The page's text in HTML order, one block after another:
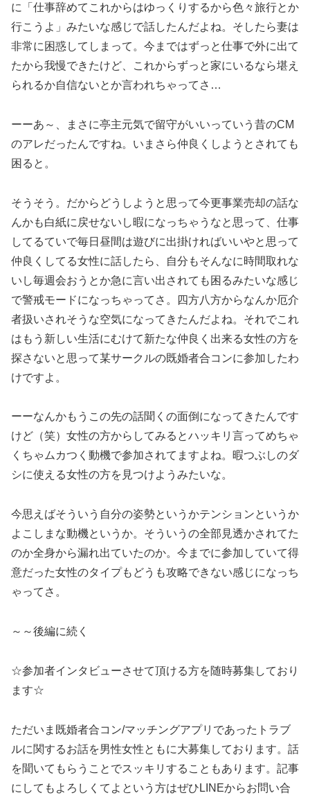
に「仕事辞めてこれからはゆっくりするから色々旅行とか
行こうよ」みたいな感じで話したんだよね。そしたら妻は
非常に困惑してしまって。今まではずっと仕事で外に出て
たから我慢できたけど、これからずっと家にいるなら堪え
られるか自信ないとか言われちゃってさ…
ーーあ～、まさに亭主元気で留守がいいっていう昔のCM
のアレだったんですね。いまさら仲良くしようとされても
困ると。
そうそう。だからどうしようと思って今更事業売却の話な
んかも白紙に戻せないし暇になっちゃうなと思って、仕事
してるていで毎日昼間は遊びに出掛ければいいやと思って
仲良くしてる女性に話したら、自分もそんなに時間取れな
いし毎週会おうとか急に言い出されても困るみたいな感じ
で警戒モードになっちゃってさ。四方八方からなんか厄介
者扱いされそうな空気になってきたんだよね。それでこれ
はもう新しい生活にむけて新たな仲良く出来る女性の方を
探さないと思って某サークルの既婚者合コンに参加したわ
けですよ。
ーーなんかもうこの先の話聞くの面倒になってきたんです
けど（笑）女性の方からしてみるとハッキリ言ってめちゃ
くちゃムカつく動機で参加されてますよね。暇つぶしのダ
シに使える女性の方を見つけようみたいな。
今思えばそういう自分の姿勢というかテンションというか
よこしまな動機というか。そういうの全部見透かされてた
のか全身から漏れ出ていたのか。今までに参加していて得
意だった女性のタイプもどうも攻略できない感じになっち
ゃってさ。
～～後編に続く
☆参加者インタビューさせて頂ける方を随時募集しており
ます☆
ただいま既婚者合コン/マッチングアプリであったトラブ
ルに関するお話を男性女性ともに大募集しております。話
を聞いてもらうことでスッキリすることもあります。記事
にしてもよろしくてよという方はぜひLINEからお問い合